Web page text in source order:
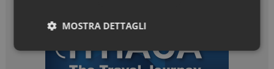
MOSTRA DETTAGLI
Necessari Marketing